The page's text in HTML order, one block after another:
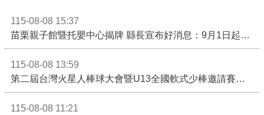
115-08-08 15:37
苗栗親子館暨托嬰中心揭牌 縣長宣布好消息：9月1日起調降臨時托嬰費用
115-08-08 13:59
第二屆台灣火星人棒球大會暨U13全國軟式少棒邀請賽在苗栗舉辦
115-08-08 11:21